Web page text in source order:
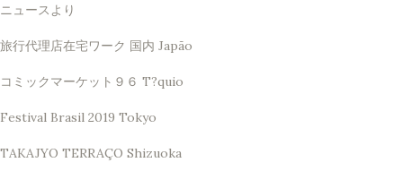
ニュースより
旅行代理店在宅ワーク 国内 Japão
コミックマーケット９６ T?quio
Festival Brasil 2019 Tokyo
TAKAJYO TERRAÇO Shizuoka